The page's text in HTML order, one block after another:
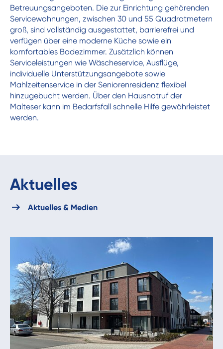
Betreuungsangeboten. Die zur Einrichtung gehörenden
Servicewohnungen, zwischen 30 und 55 Quadratmetern
groß, sind vollständig ausgestattet, barrierefrei und
verfügen über eine moderne Küche sowie ein
komfortables Badezimmer. Zusätzlich können
Serviceleistungen wie Wäscheservice, Ausflüge,
individuelle Unterstützungsangebote sowie
Mahlzeitenservice in der Seniorenresidenz flexibel
hinzugebucht werden. Über den Hausnotruf der
Malteser kann im Bedarfsfall schnelle Hilfe gewährleistet
werden.
Aktuelles
Aktuelles & Medien